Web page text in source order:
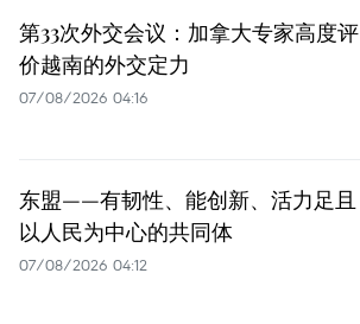
第33次外交会议：加拿大专家高度评
价越南的外交定力
07/08/2026 04:16
东盟——有韧性、能创新、活力足且
以人民为中心的共同体
07/08/2026 04:12